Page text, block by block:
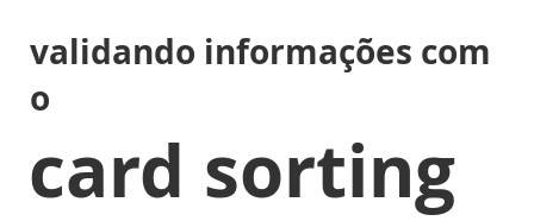
validando informações com
o
card sorting